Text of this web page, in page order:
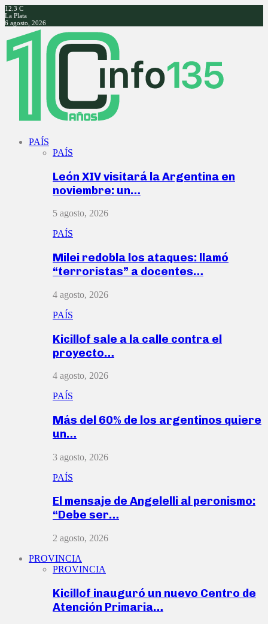
12.3 C
La Plata
6 agosto, 2026
Facebook
Twitter
Instagram
Youtube
PAÍS
PAÍS
León XIV visitará la Argentina en
noviembre: un…
5 agosto, 2026
PAÍS
Milei redobla los ataques: llamó
“terroristas” a docentes…
4 agosto, 2026
PAÍS
Kicillof sale a la calle contra el
proyecto…
4 agosto, 2026
PAÍS
Más del 60% de los argentinos quiere
un…
3 agosto, 2026
PAÍS
El mensaje de Angelelli al peronismo:
“Debe ser…
2 agosto, 2026
PROVINCIA
PROVINCIA
Kicillof inauguró un nuevo Centro de
Atención Primaria…